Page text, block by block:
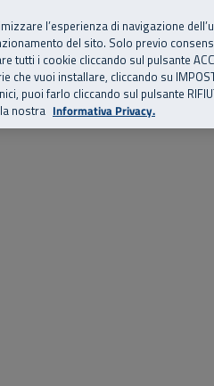
disabilità
Storie, news ed eventi
l’esperienza di navigazione
del sito. Solo previo
i cookie cliccando sul pulsante
vuoi installare, cliccando su
puoi farlo cliccando sul pulsante
nostra Informativa Privacy.